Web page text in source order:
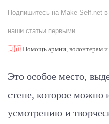
Подпишитесь на Make-Self.net в
наши статьи первыми.
🇺🇦Помощь армии, волонтерам
Это особое место,
стене, которое можно
усмотрению и